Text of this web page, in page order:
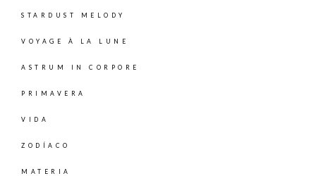
STARDUST MELODY
VOYAGE À LA LUNE
ASTRUM IN CORPORE
PRIMAVERA
VIDA
ZODÍACO
MATERIA